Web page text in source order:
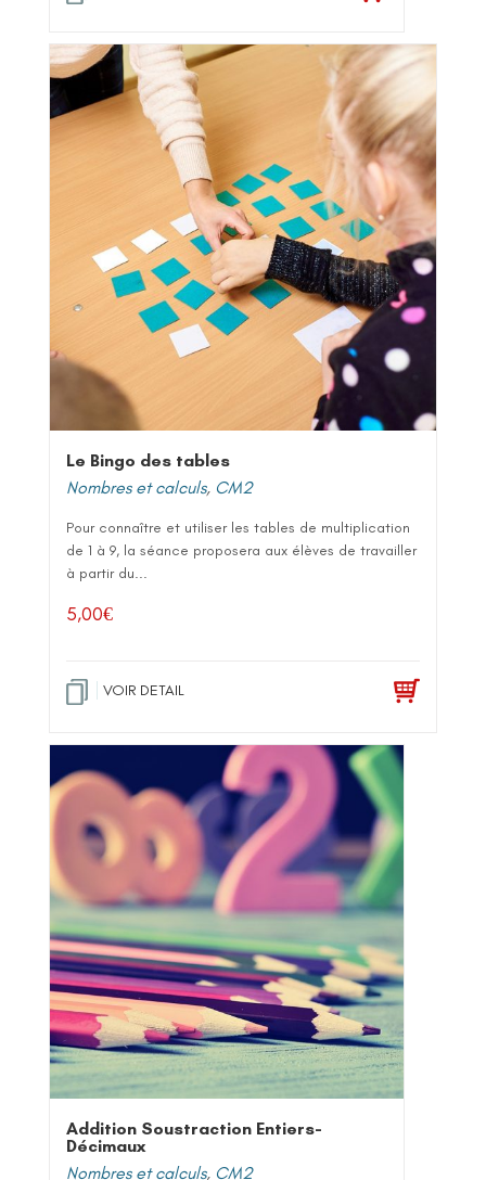
Le Bingo des tables
Nombres et calculs, CM2
Pour connaître et utiliser les tables de multiplication
de 1 à 9, la séance proposera aux élèves de travailler
à partir du...
5,00€
VOIR DETAIL
Addition Soustraction Entiers-
Décimaux
Nombres et calculs, CM2